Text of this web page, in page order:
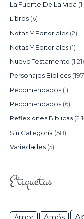
La Fuente De La Vida
Libros (6)
Notas Y Editoriales (2)
Notas Y Editoriales (1)
Nuevo Testamento
Personajes Bíblicos
Recomendados (1)
Recomendados (6)
Reflexiones Bíblicas
Sin Categoría (58)
Variedades (5)
Etiquetas
Amor Amós